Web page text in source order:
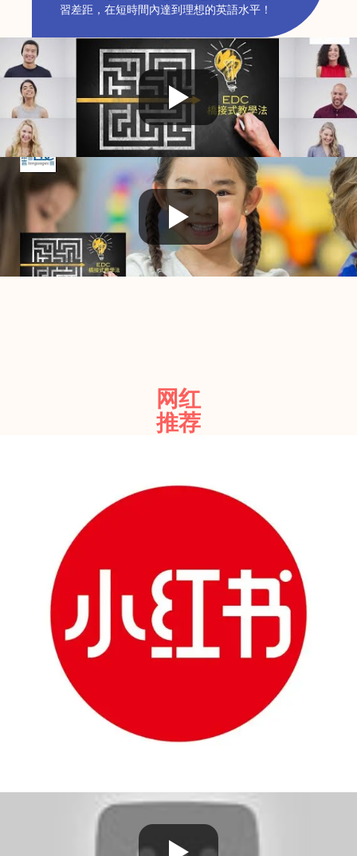
習差距，在短時間內達到理想的英語水平！
网红
推荐